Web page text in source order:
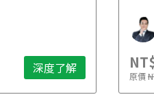
深度了解 原價